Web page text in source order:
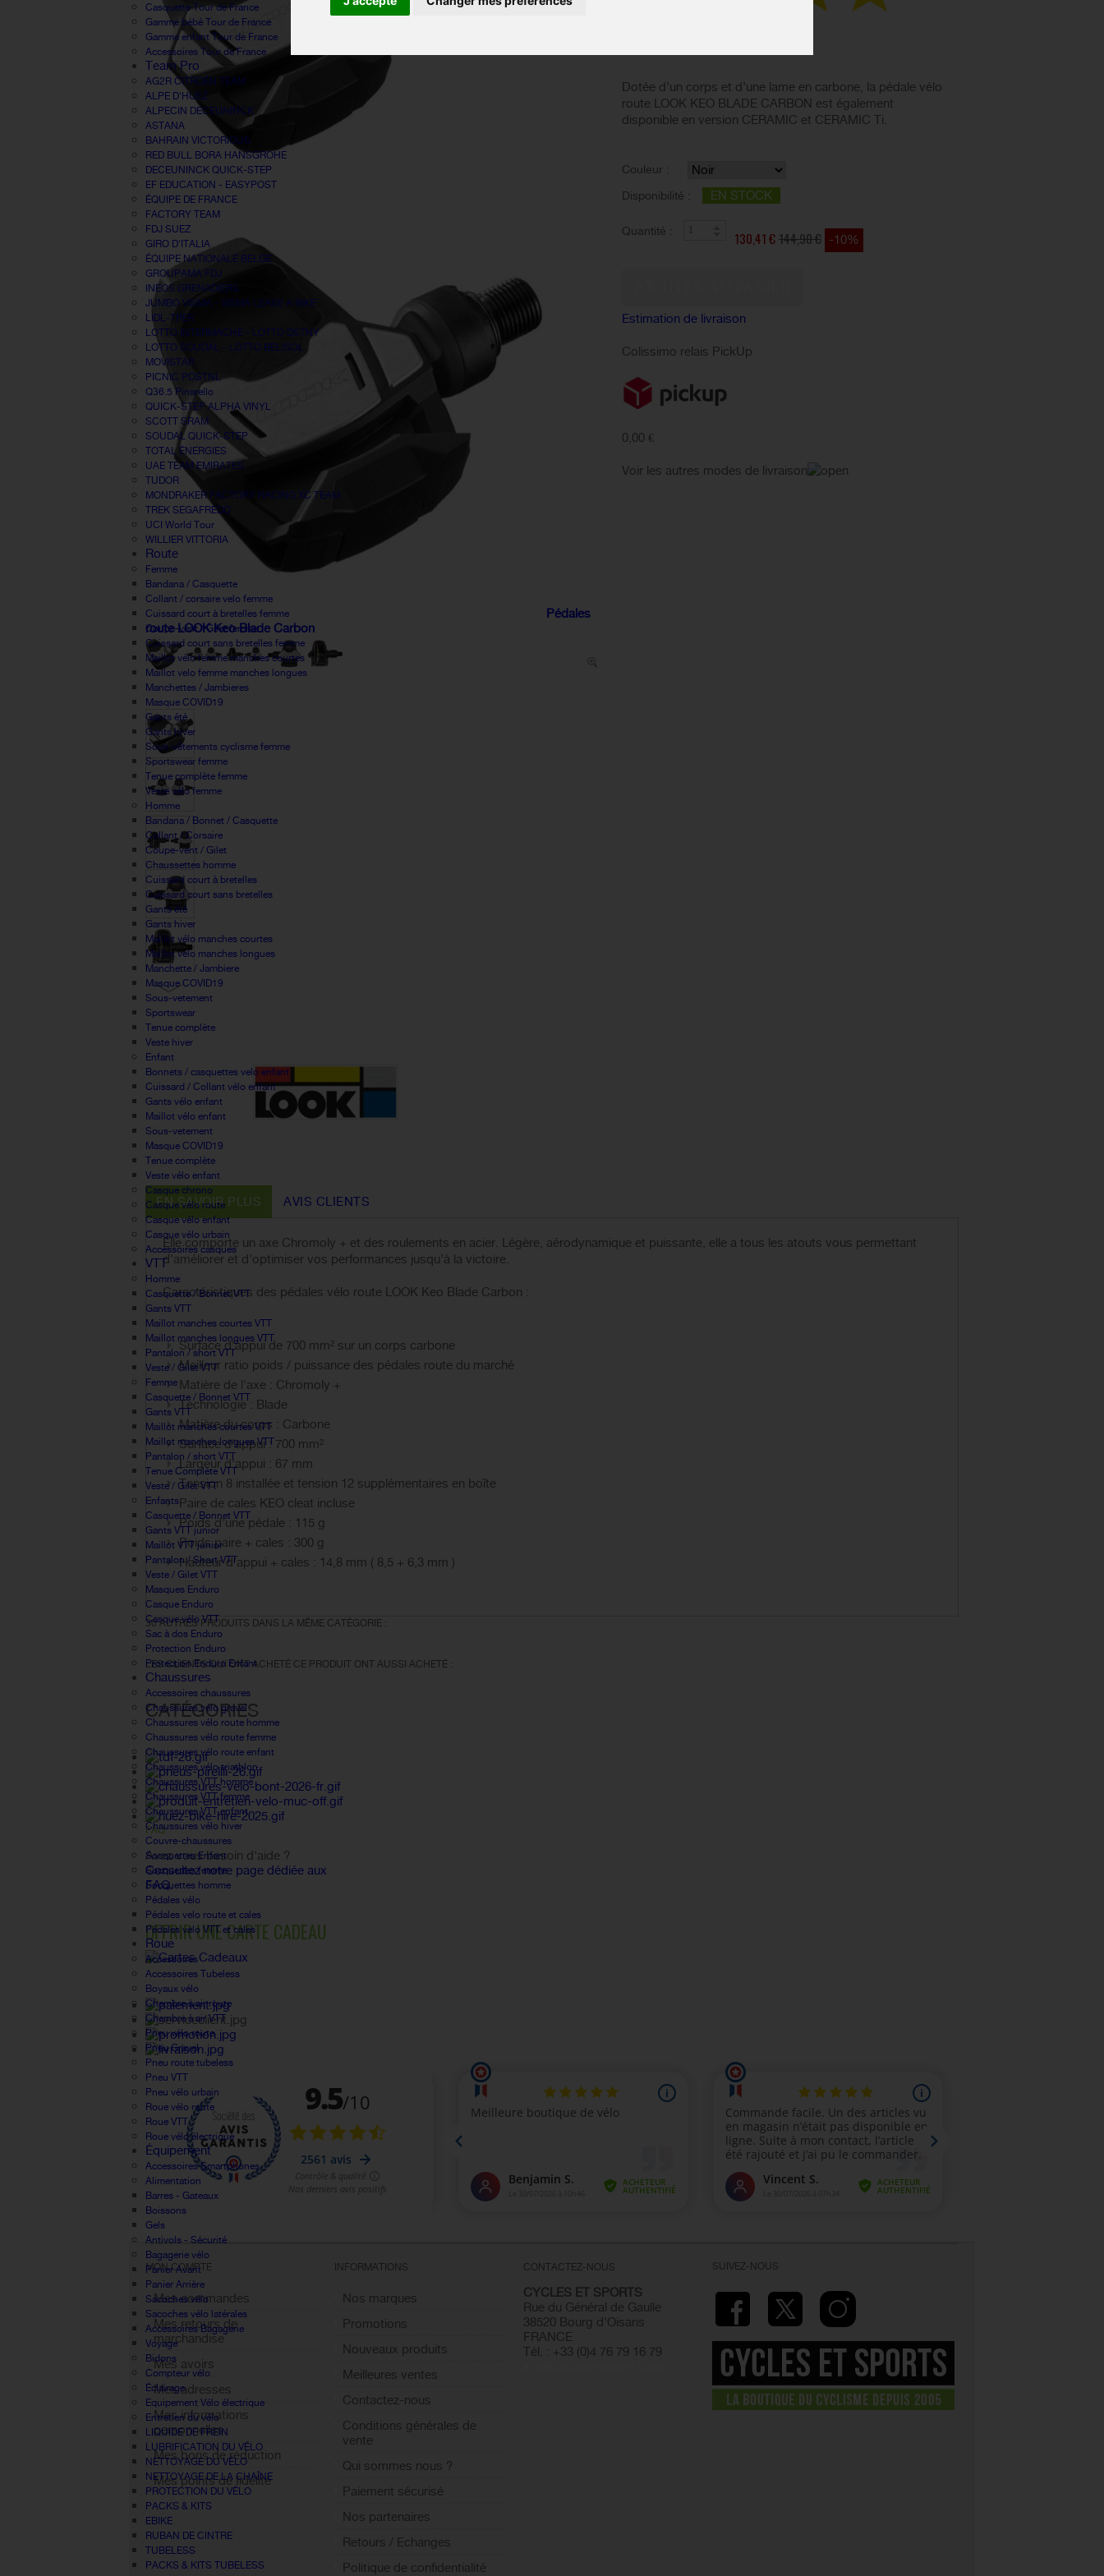
Casquette Tour de France
Gamme bébé Tour de France
Gamme enfant Tour de France
Accessoires Tour de France
Team Pro
AG2R CITROËN TEAM
ALPE D'HUEZ
ALPECIN DECEUNINCK
ASTANA
BAHRAIN VICTORIOUS
RED BULL BORA HANSGROHE
DECEUNINCK QUICK-STEP
EF EDUCATION - EASYPOST
ÉQUIPE DE FRANCE
FACTORY TEAM
FDJ SUEZ
GIRO D'ITALIA
ÉQUIPE NATIONALE BELGE
GROUPAMA FDJ
INEOS GRENADIERS
JUMBO VISMA - VISMA LEASE A BIKE
LIDL-TREK
LOTTO INTERMACHE - LOTTO DSTNY
LOTTO SOUDAL - LOTTO BELISOL
MOVISTAR
PICNIC POSTNL
Q36.5 Pinarello
QUICK-STEP ALPHA VINYL
SCOTT SRAM
SOUDAL QUICK-STEP
TOTAL ÉNERGIES
UAE TEAM EMIRATES
TUDOR
MONDRAKER FACTORY RACING XC TEAM
TREK SEGAFREDO
UCI World Tour
WILLIER VITTORIA
Route
Femme
Bandana / Casquette
Collant / corsaire velo femme
Cuissard court à bretelles femme
Coupe-vent / Gilet femme
Cuissard court sans bretelles femme
Maillot vélo femme manches courtes
Maillot velo femme manches longues
Manchettes / Jambieres
Masque COVID19
Gants été
Gants hiver
Sous-vêtements cyclisme femme
Sportswear femme
Tenue complète femme
Veste vélo femme
Homme
Bandana / Bonnet / Casquette
Collant / Corsaire
Coupe-vent / Gilet
Chaussettes homme
Cuissard court à bretelles
Cuissard court sans bretelles
Gants été
Gants hiver
Maillot vélo manches courtes
Maillot vélo manches longues
Manchette / Jambiere
Masque COVID19
Sous-vetement
Sportswear
Tenue complète
Veste hiver
Enfant
Bonnets / casquettes velo enfant
Cuissard / Collant vélo enfant
Gants vélo enfant
Maillot vélo enfant
Sous-vetement
Masque COVID19
Tenue complète
Veste vélo enfant
Casque chrono
Casque vélo route
Casque vélo enfant
Casque vélo urbain
Accessoires casques
VTT
Homme
Casquette / Bonnet VTT
Gants VTT
Maillot manches courtes VTT
Maillot manches longues VTT
Pantalon / short VTT
Veste / Gilet VTT
Femme
Casquette / Bonnet VTT
Gants VTT
Maillot manches courtes VTT
Maillot manches longues VTT
Pantalon / short VTT
Tenue Complète VTT
Veste / Gilet VTT
Enfants
Casquette / Bonnet VTT
Gants VTT junior
Maillot VTT junior
Pantalon / Short VTT
Veste / Gilet VTT
Masques Enduro
Casque Enduro
Casque vélo VTT
Sac à dos Enduro
Protection Enduro
Protection Enduro Enfant
Chaussures
Accessoires chaussures
Chaussures vélo gravel
Chaussures vélo route homme
Chaussures vélo route femme
Chaussures vélo route enfant
Chaussures vélo triathlon
Chaussures VTT homme
Chaussures VTT femme
Chaussures VTT enfant
Chaussures vélo hiver
Couvre-chaussures
Socquettes Enfant
Socquettes femme
Socquettes homme
Pédales vélo
Pédales velo route et cales
Pédales velo VTT et cales
Roue
Accessoires
Accessoires Tubeless
Boyaux vélo
Chambre à air route
Chambre à air VTT
Pneu vélo route
Pneu Gravel
Pneu route tubeless
Pneu VTT
Pneu vélo urbain
Roue vélo route
Roue VTT
Roue vélo électrique
Équipement
Accessoires Smartphones
Alimentation
Barres - Gateaux
Boissons
Gels
Antivols - Sécurité
Bagagerie vélo
Panier Avant
Panier Arrière
Sacoches vélo
Sacoches vélo latérales
Accessoires Bagagerie
Voyage
Bidons
Compteur vélo
Éclairage
Equipement Vélo électrique
Entretien du vélo
LIQUIDE DE FREIN
LUBRIFICATION DU VÉLO
NETTOYAGE DU VÉLO
NETTOYAGE DE LA CHAÎNE
PROTECTION DU VÉLO
PACKS & KITS
EBIKE
RUBAN DE CINTRE
TUBELESS
PACKS & KITS TUBELESS
Pédales
route LOOK Keo Blade Carbon
Dotée d’un corps et d’une lame en carbone, la pédale vélo
route LOOK KEO BLADE CARBON est également
disponible en version CERAMIC et CERAMIC Ti.
Couleur :
Disponibilité :
EN STOCK
Quantité : 130,41 €144,90 € -10%
Estimation de livraison
Colissimo relais PickUp
0,00 €
Voir les autres modes de livraison
EN SAVOIR PLUS AVIS CLIENTS
Elle comporte un axe Chromoly + et des roulements en acier. Légère, aérodynamique et puissante, elle a tous les atouts vous permettant
d’améliorer et d’optimiser vos performances jusqu’à la victoire.
Caractéristiques des pédales vélo route LOOK Keo Blade Carbon :
Surface d'appui de 700 mm² sur un corps carbone
Meilleur ratio poids / puissance des pédales route du marché
Matière de l'axe : Chromoly +
Technologie : Blade
Matière du corps : Carbone
Surface d'appui : 700 mm²
Largeur d'appui : 67 mm
Tension 8 installée et tension 12 supplémentaires en boîte
Paire de cales KEO cleat incluse
Poids d'une pédale : 115 g
Poids paire + cales : 300 g
Hauteur d'appui + cales : 14,8 mm ( 8,5 + 6,3 mm )
30 AUTRES PRODUITS DANS LA MÊME CATÉGORIE :
LES CLIENTS QUI ONT ACHETÉ CE PRODUIT ONT AUSSI ACHETÉ :
CATÉGORIES
FAQ
Avez vous besoin d'aide ?
Consultez notre page dédiée aux
FAQ.
OFFRIR UNE CARTE CADEAU
MON COMPTE
Mes commandes
Mes retours de
marchandise
Mes avoirs
Mes adresses
Mes informations
personnelles
Mes bons de réduction
Mes points de fidélité
Sign out
INFORMATIONS
Nos marques
Promotions
Nouveaux produits
Meilleures ventes
Contactez-nous
Conditions générales de
vente
Qui sommes nous ?
Paiement sécurisé
Nos partenaires
Retours / Echanges
Politique de confidentialité
CONTACTEZ-NOUS
CYCLES ET SPORTS
Rue du Général de Gaulle
38520 Bourg d'Oisans
FRANCE
Tél. : +33 (0)4 76 79 16 79
SUIVEZ-NOUS